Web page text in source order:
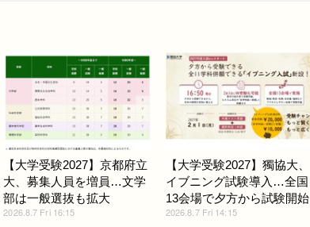
【大学受験2027】京都府立
大、募集人員を増員…文学
部は一般選抜も拡大
2026.8.7 Fri 16:15
【大学受験2027】獨協大、
イブニング試験導入…全国
13会場で夕方から試験開始
2026.8.7 Fri 14:15